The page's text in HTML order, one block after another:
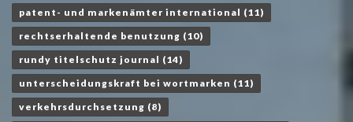
patent- und markenämter international (11)
rechtserhaltende benutzung (10)
rundy titelschutz journal (14)
unterscheidungskraft bei wortmarken (11)
verkehrsdurchsetzung (8)